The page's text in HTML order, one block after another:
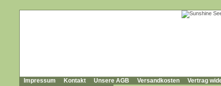
Impressum Kontakt Unsere AGB Versandkosten Vertrag